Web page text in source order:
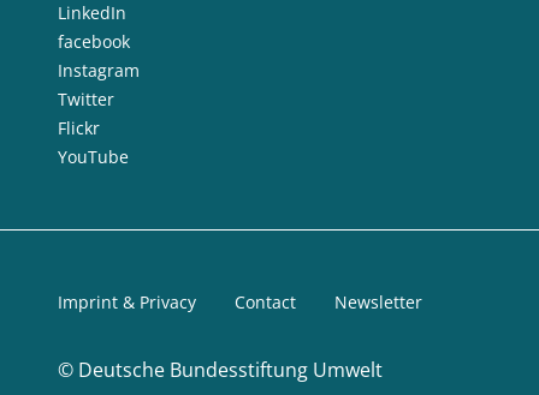
LinkedIn
facebook
Instagram
Twitter
Flickr
YouTube
© Deutsche Bundesstiftung Umwelt
Imprint & Privacy Contact Newsletter